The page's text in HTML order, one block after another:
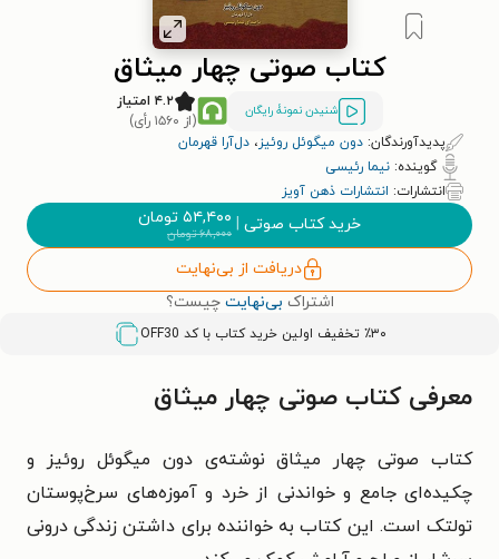
کتاب صوتی چهار میثاق
شنیدن نمونۀ رایگان
۴.۲ امتیاز
(از ۱۵۶۰ رأی)
پدیدآورندگان: دون میگوئل روئیز، دل‌آرا قهرمان
گوینده: نیما رئیسی
انتشارات: انتشارات ذهن آویز
خرید کتاب صوتی | ۵۴,۴۰۰ تومان
۶۸,۰۰۰تومان
دریافت از بی‌نهایت
اشتراک بی‌نهایت چیست؟
٪۳۰ تخفیف اولین خرید کتاب با کد OFF30
معرفی کتاب صوتی چهار میثاق
کتاب صوتی چهار میثاق نوشته‌ی دون میگوئل روئیز و
چکیده‌ای جامع و خواندنی از خرد و آموزه‌های سرخ‌پوستان
تولتک است. این کتاب به خواننده برای داشتن زندگی درونی